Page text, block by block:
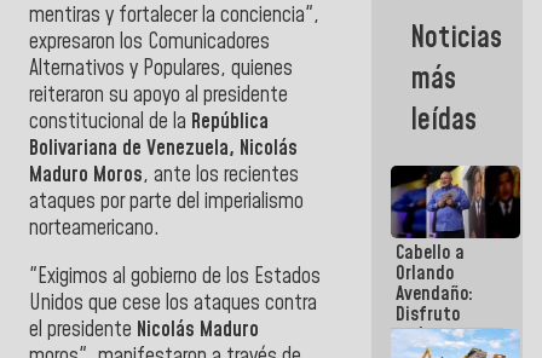
mentiras y fortalecer la conciencia",
expresaron los Comunicadores
Alternativos y Populares, quienes
reiteraron su apoyo al presidente
constitucional de la República
Bolivariana de Venezuela, Nicolás
Maduro Moros, ante los recientes
ataques por parte del imperialismo
norteamericano.
"Exigimos al gobierno de los Estados
Unidos que cese los ataques contra
el presidente Nicolás Maduro
siempre
estará
acompañada
por el
Gobierno
Nacional
Noticias
más
leídas
Cabello a
Orlando
Avendaño:
Disfruto
cada vez